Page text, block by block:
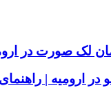
لک صورت در
در ارومیه |